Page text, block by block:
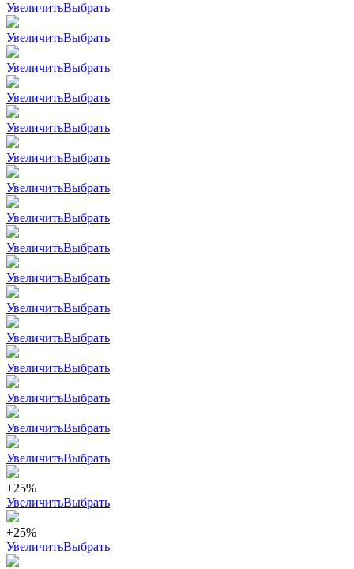
УвеличитьВыбрать
УвеличитьВыбрать
УвеличитьВыбрать
УвеличитьВыбрать
УвеличитьВыбрать
УвеличитьВыбрать
УвеличитьВыбрать
УвеличитьВыбрать
УвеличитьВыбрать
УвеличитьВыбрать
УвеличитьВыбрать
УвеличитьВыбрать
УвеличитьВыбрать
УвеличитьВыбрать
УвеличитьВыбрать
УвеличитьВыбрать
+25%
УвеличитьВыбрать
+25%
УвеличитьВыбрать